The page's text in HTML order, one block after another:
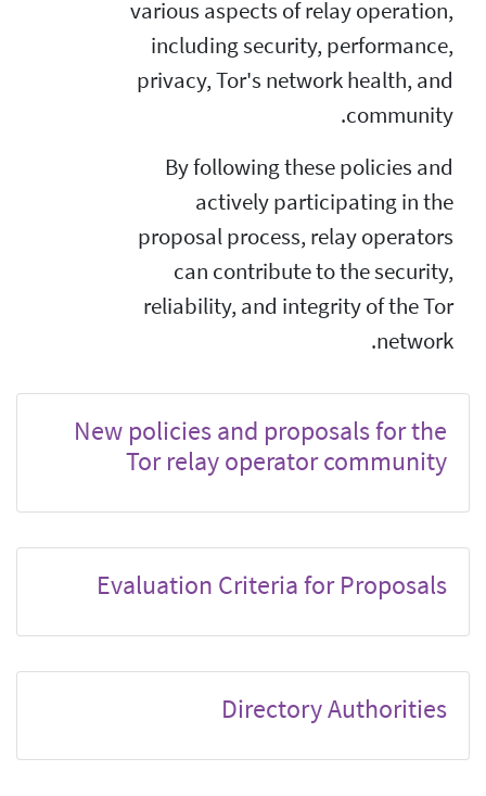
various aspects of relay operation,
including security, performance,
privacy, Tor's network health, and
community.
By following these policies and
actively participating in the
proposal process, relay operators
can contribute to the security,
reliability, and integrity of the Tor
network.
New policies and proposals for the
Tor relay operator community
Evaluation Criteria for Proposals
Directory Authorities